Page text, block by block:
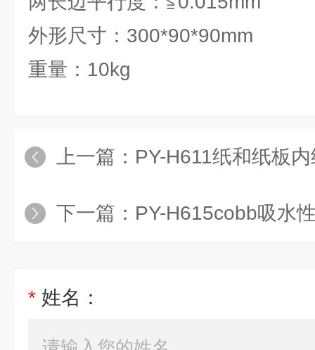
外形尺寸：300*90*90mm
重量：10kg
上一篇： PY-H611纸和纸板
下一篇： PY-H615cobb吸水
* 姓名：